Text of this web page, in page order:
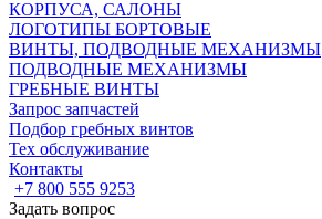
КОРПУСА, САЛОНЫ
ЛОГОТИПЫ БОРТОВЫЕ
ВИНТЫ, ПОДВОДНЫЕ МЕХАНИЗМЫ
ПОДВОДНЫЕ МЕХАНИЗМЫ
ГРЕБНЫЕ ВИНТЫ
Запрос запчастей
Подбор гребных винтов
Тех обслуживание
Контакты
+7 800 555 9253
Задать вопрос